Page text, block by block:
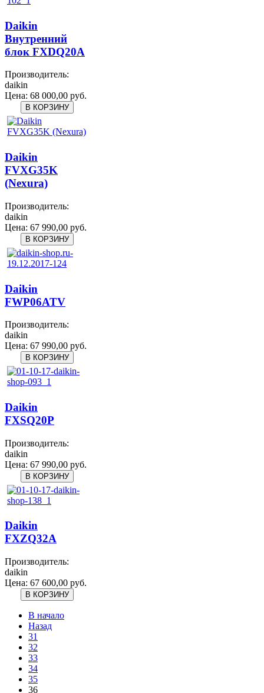
Daikin
Внутренний
блок FXDQ20A
Производитель:
daikin
Цена: 68 000,00 руб.
Daikin
FVXG35K
(Nexura)
Производитель:
daikin
Цена: 67 990,00 руб.
Daikin
FWP06ATV
Производитель:
daikin
Цена: 67 990,00 руб.
Daikin
FXSQ20P
Производитель:
daikin
Цена: 67 990,00 руб.
Daikin
FXZQ32A
Производитель:
daikin
Цена: 67 600,00 руб.
В начало
Назад
31
32
33
34
35
36